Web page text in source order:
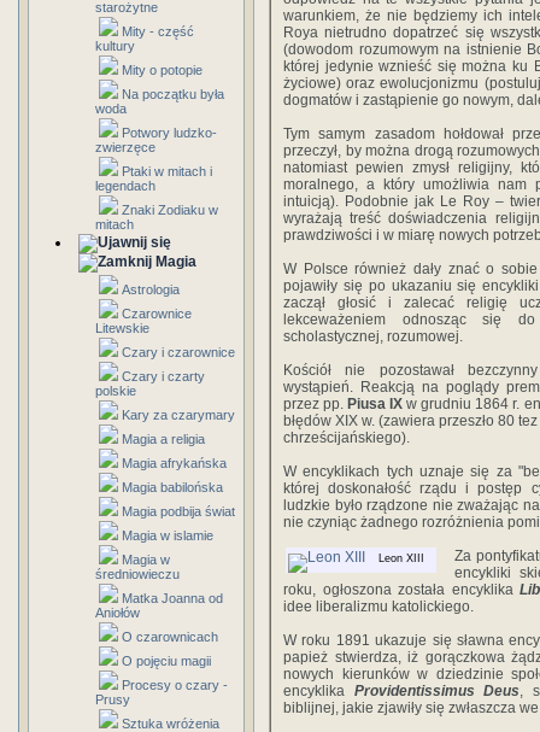
starożytne
Mity - część
kultury
Mity o potopie
Na początku była
woda
Potwory ludzko-
zwierzęce
Ptaki w mitach i
legendach
Znaki Zodiaku w
mitach
Magia
Astrologia
Czarownice
Litewskie
Czary i czarownice
Czary i czarty
polskie
Kary za czarymary
Magia a religia
Magia afrykańska
Magia babilońska
Magia podbija świat
Magia w islamie
Magia w
średniowieczu
Matka Joanna od
Aniołów
O czarownicach
O pojęciu magii
Procesy o czary -
Prusy
Sztuka wróżenia
warunkiem, że nie będziemy ich
Roya nietrudno dopatrzeć się
(dowodom rozumowym na istnienie
której jedynie wznieść się można ku
życiowe) oraz ewolucjonizmu
dogmatów i zastąpienie go nowym,
Tym samym zasadom hołdował
przeczył, by można drogą
natomiast pewien zmysł religijny,
moralnego, a który umożliwia nam
intuicją). Podobnie jak Le Roy –
wyrażają treść doświadczenia
prawdziwości i w miarę nowych
W Polsce również dały znać o
pojawiły się po ukazaniu się
zaczął głosić i zalecać religię
lekceważeniem odnosząc się
scholastycznej, rozumowej.
Kościół nie pozostawał
wystąpień. Reakcją na poglądy
przez pp. Piusa IX w grudniu 1864 r.
błędów XIX w. (zawiera przeszło 80
chrześcijańskiego).
W encyklikach tych uznaje się za
której doskonałość rządu i postęp
ludzkie było rządzone nie zważając
nie czyniąc żadnego rozróżnienia
Leon XIII
Za
encykliki
roku, ogłoszona została encyklika
idee liberalizmu katolickiego.
W roku 1891 ukazuje się sławna
papież stwierdza, iż gorączkowa
nowych kierunków w dziedzinie
encyklika Providentissimus Deus,
biblijnej, jakie zjawiły się zwłaszcza